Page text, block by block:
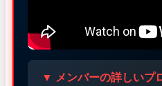
▼ メンバーの詳しいプ